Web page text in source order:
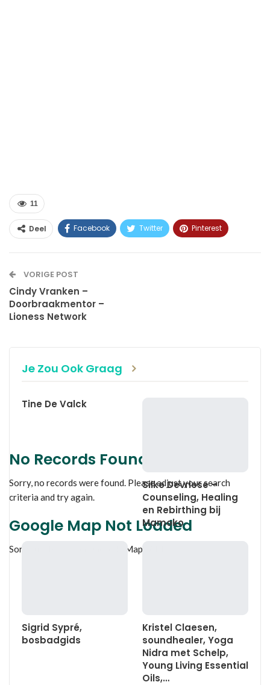
No Records Found
Sorry, no records were found. Please adjust your search
criteria and try again.
Google Map Not Loaded
Sorry, unable to load Google Maps API.
11
Deel Facebook Twitter Pinterest
VORIGE POST
Cindy Vranken –
Doorbraakmentor –
Lioness Network
Je Zou Ook Graag
Tine De Valck
Silke Devriese –
Counseling, Healing
en Rebirthing bij
Mamoko
Sigrid Sypré,
bosbadgids
Kristel Claesen,
soundhealer, Yoga
Nidra met Schelp,
Young Living Essential
Oils,…